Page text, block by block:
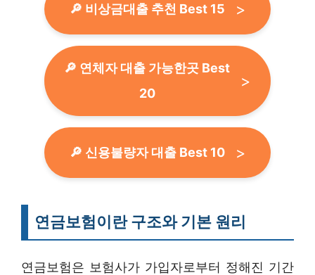
🔎 비상금대출 추천 Best 15
🔎 연체자 대출 가능한곳 Best
20
🔎 신용불량자 대출 Best 10
연금보험이란 구조와 기본 원리
연금보험은 보험사가 가입자로부터 정해진 기간